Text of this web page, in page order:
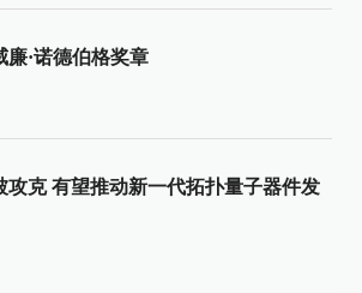
·诺德伯格奖章
攻克 有望推动新一代拓扑量子器件发